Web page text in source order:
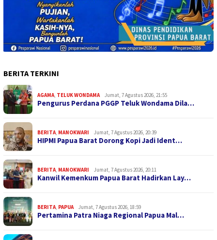
BERITA TERKINI
AGAMA TELUK WONDAMA Jumat, 7 Agustus 2026, 21:55
Pengurus Perdana PGGP Teluk Wondama Dila…
BERITA MANOKWARI Jumat, 7 Agustus 2026, 20:39
HIPMI Papua Barat Dorong Kopi Jadi Ident…
BERITA MANOKWARI Jumat, 7 Agustus 2026, 20:11
Kanwil Kemenkum Papua Barat Hadirkan Lay…
BERITA PAPUA Jumat, 7 Agustus 2026, 18:59
Pertamina Patra Niaga Regional Papua Mal…